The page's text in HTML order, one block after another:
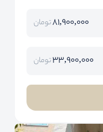
81,900,000تومان
33,900,000تومان